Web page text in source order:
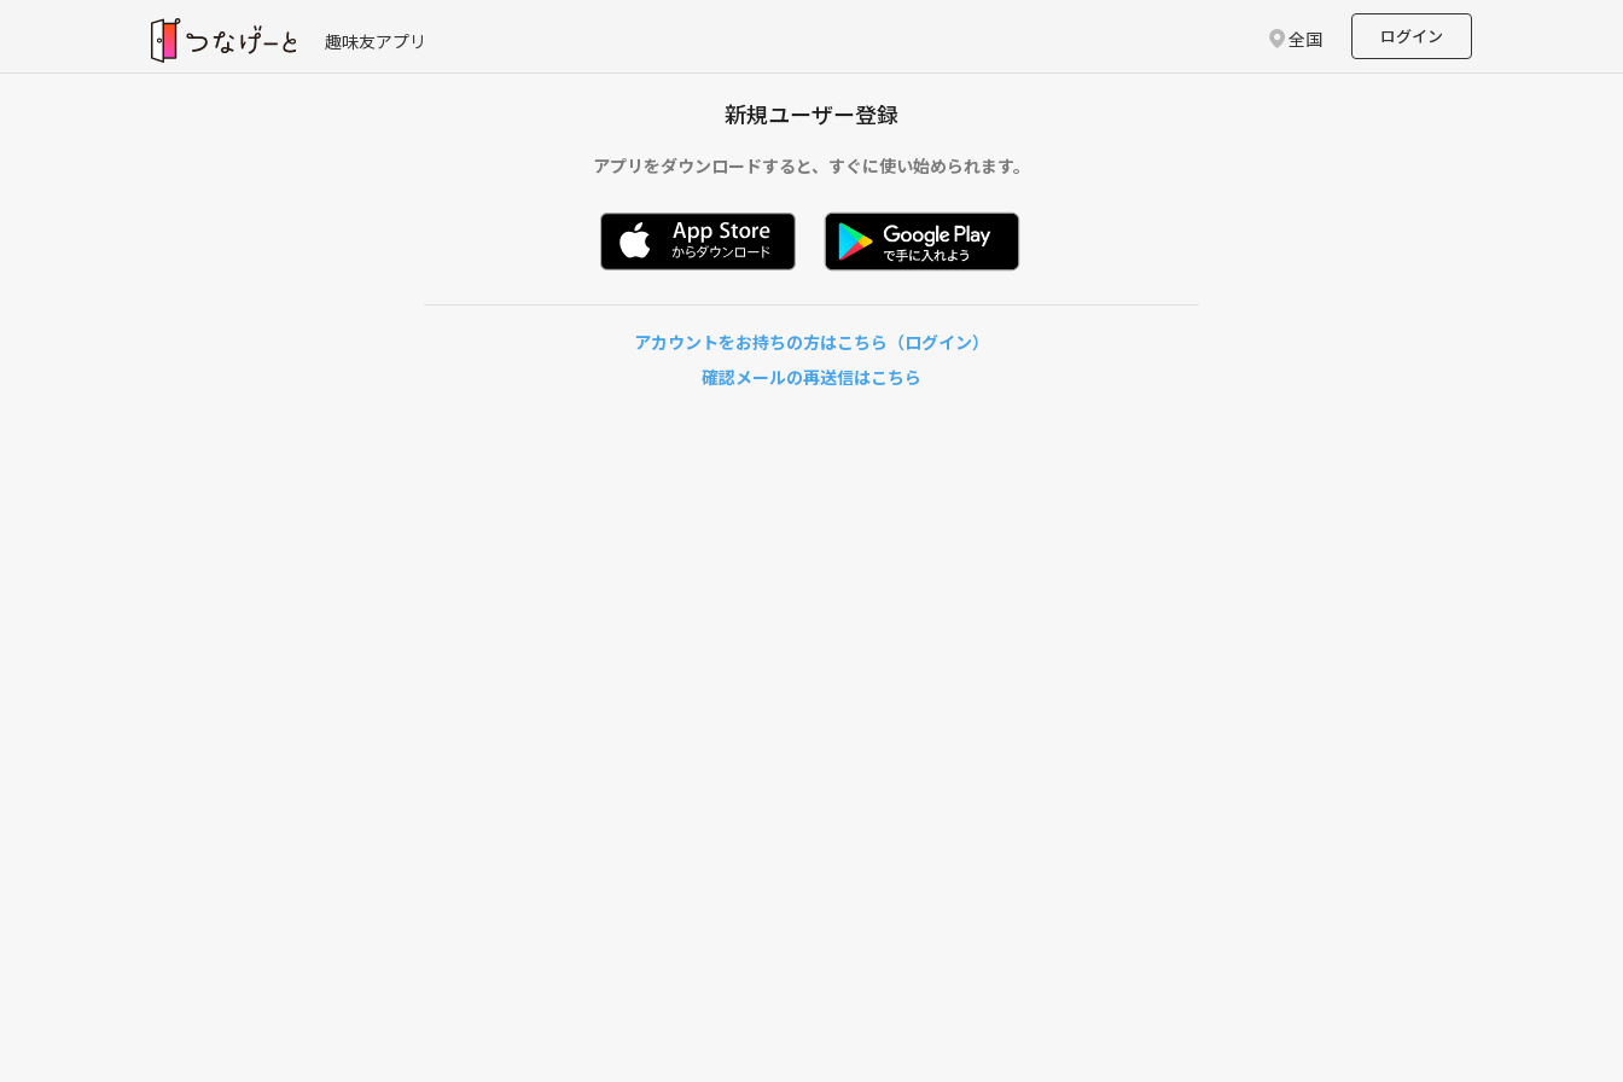
趣味友アプリ 全国 ログイン
新規ユーザー登録
アプリをダウンロードすると、 すぐに使い始められます。
アカウントをお持ちの方はこちら（ログイン）
確認メールの再送信はこちら